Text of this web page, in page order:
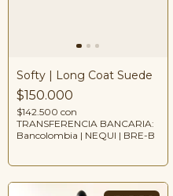
Softy | Long Coat Suede
$150.000
$142.500 con
TRANSFERENCIA BANCARIA:
Bancolombia | NEQUI | BRE-B